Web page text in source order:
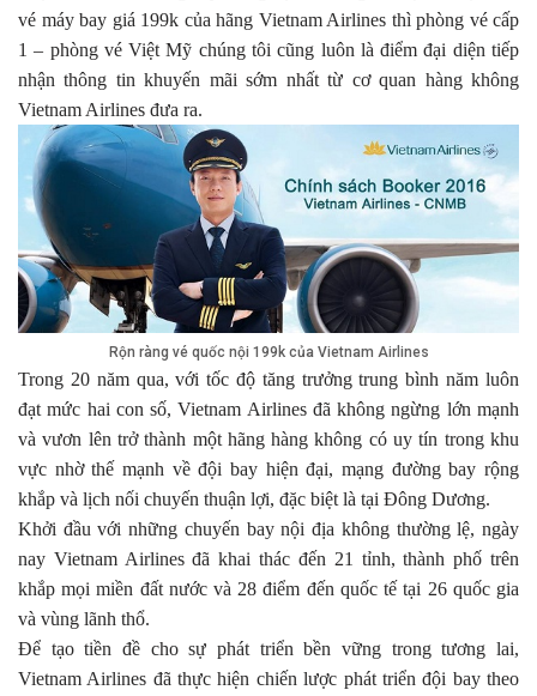
vé máy bay giá 199k của hãng Vietnam Airlines thì phòng vé cấp
1 – phòng vé Việt Mỹ chúng tôi cũng luôn là điểm đại diện tiếp
nhận thông tin khuyến mãi sớm nhất từ cơ quan hàng không
Vietnam Airlines đưa ra.
Rộn ràng vé quốc nội 199k của Vietnam Airlines
Trong 20 năm qua, với tốc độ tăng trưởng trung bình năm luôn
đạt mức hai con số, Vietnam Airlines đã không ngừng lớn mạnh
và vươn lên trở thành một hãng hàng không có uy tín trong khu
vực nhờ thế mạnh về đội bay hiện đại, mạng đường bay rộng
khắp và lịch nối chuyến thuận lợi, đặc biệt là tại Đông Dương.
Khởi đầu với những chuyến bay nội địa không thường lệ, ngày
nay Vietnam Airlines đã khai thác đến 21 tỉnh, thành phố trên
khắp mọi miền đất nước và 28 điểm đến quốc tế tại 26 quốc gia
và vùng lãnh thổ.
Để tạo tiền đề cho sự phát triển bền vững trong tương lai,
Vietnam Airlines đã thực hiện chiến lược phát triển đội bay theo